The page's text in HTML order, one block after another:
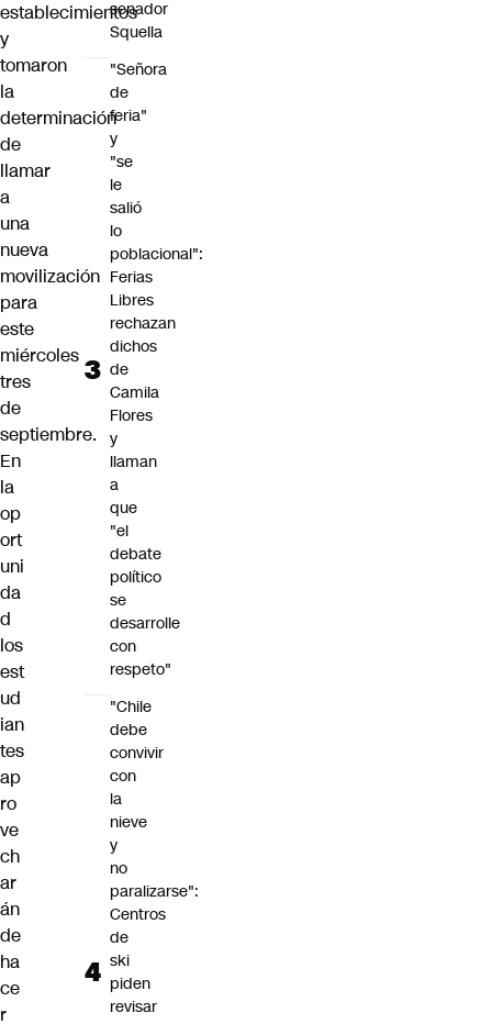
establecimientos
y
tomaron
la
determinación
de
llamar
a
una
nueva
movilización
para
este
miércoles
tres
de
septiembre.
En
la
op
ort
uni
da
d
los
est
ud
ian
tes
ap
ro
ve
ch
ar
án
de
ha
ce
r
senador
Squella
"Señora
de
feria"
y
"se
le
salió
lo
poblacional":
Ferias
Libres
rechazan
dichos
de
Camila
Flores
y
llaman
a
que
"el
debate
político
se
desarrolle
con
respeto"
"Chile
debe
convivir
con
la
nieve
y
no
paralizarse":
Centros
de
ski
piden
revisar